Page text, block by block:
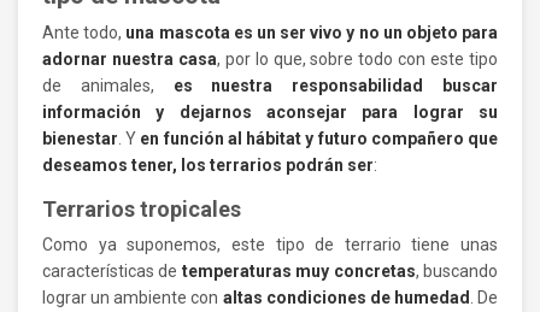
Ante todo, una mascota es un ser vivo y no un objeto para
adornar nuestra casa, por lo que, sobre todo con este tipo
de animales, es nuestra responsabilidad buscar
información y dejarnos aconsejar para lograr su
bienestar . Y en función al hábitat y futuro compañero que
deseamos tener, los terrarios podrán ser:
Terrarios tropicales
Como ya suponemos, este tipo de terrario tiene unas
características de temperaturas muy concretas, buscando
lograr un ambiente con altas condiciones de humedad
. De